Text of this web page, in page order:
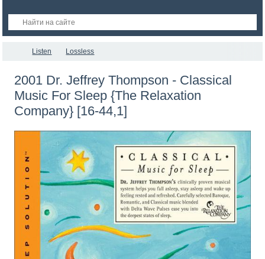
Listen Lossless
2001 Dr. Jeffrey Thompson - Classical
Music For Sleep {The Relaxation
Company} [16-44,1]